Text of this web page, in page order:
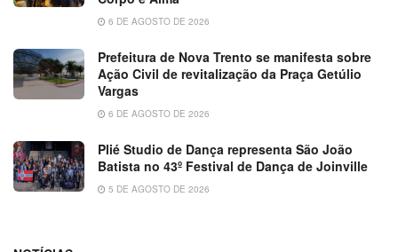
6 DE AGOSTO DE 2026
Prefeitura de Nova Trento se manifesta sobre
Ação Civil de revitalização da Praça Getúlio
Vargas
6 DE AGOSTO DE 2026
Plié Studio de Dança representa São João
Batista no 43º Festival de Dança de Joinville
5 DE AGOSTO DE 2026